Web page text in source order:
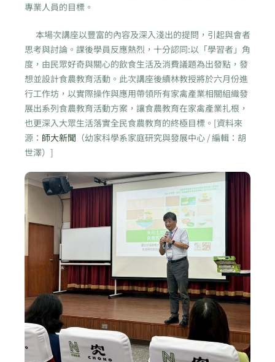
專業人員的目標。
本場次講座以豐富的內容及深入淺出的提問，引起與會者
思考與討論。課後學員反應熱烈，十分認同:以「學習者」角
度，由民眾好奇與關心的飲食生活及消費議題為出發點，發
想並設計食農教育活動。此次講座後續林教授將於六月份進
行工作坊，以實際操作與應用帶領所有家禽產業相關組織發
展出系列食農教育活動方案，讓食農教育在家禽產業扎根，
也更深入大眾生活落實全民食農教育的終極目標。[資料來
源： 師大新聞 （幼家科學系家庭研究與發展中心 / 編輯：胡
世澤）]